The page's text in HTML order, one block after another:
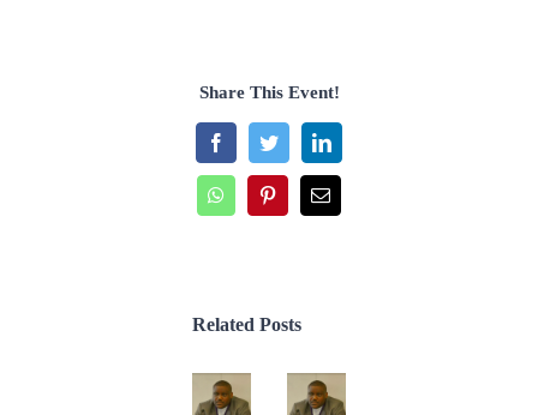
Share This Event!
FacebookTwitterLinkedIn
WhatsAppPinterestEmail
Related Posts